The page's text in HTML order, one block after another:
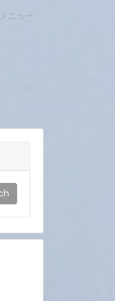
メニュー